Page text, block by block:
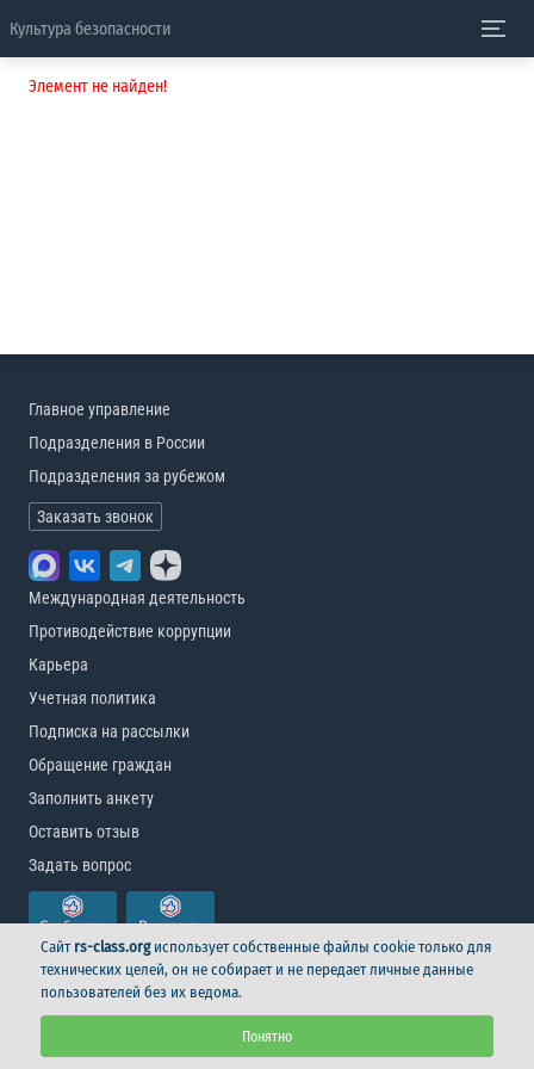
Культура безопасности
Элемент не найден!
Главное управление
Подразделения в России
Подразделения за рубежом
Заказать звонок
Международная деятельность
Противодействие коррупции
Карьера
Учетная политика
Подписка на рассылки
Обращение граждан
Заполнить анкету
Оставить отзыв
Задать вопрос
© Российский морской регистр судоходства, 2026
Логотип
Сайт rs-class.orgиспользует собственные файлы cookie только для
технических целей, он не собирает и не передает личные данные
пользователей без их ведома.
Понятно